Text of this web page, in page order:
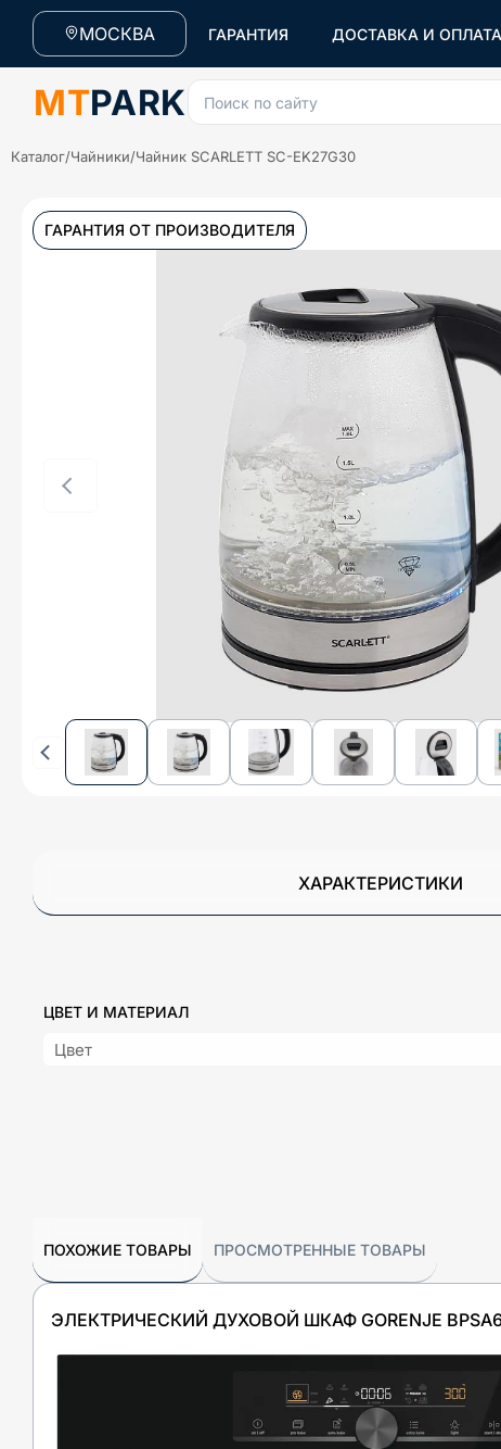
МОСКВА ГАРАНТИЯ ДОСТАВКА И ОПЛАТА
MTPARK Поиск по сайту
Каталог/Чайники/Чайник SCARLETT SC-EK27G30
ГАРАНТИЯ ОТ ПРОИЗВОДИТЕЛЯ
ХАРАКТЕРИСТИКИ
ЦВЕТ И МАТЕРИАЛ
Цвет
ПОХОЖИЕ ТОВАРЫ ПРОСМОТРЕННЫЕ ТОВАРЫ
ЭЛЕКТРИЧЕСКИЙ ДУХОВОЙ ШКАФ GORENJE